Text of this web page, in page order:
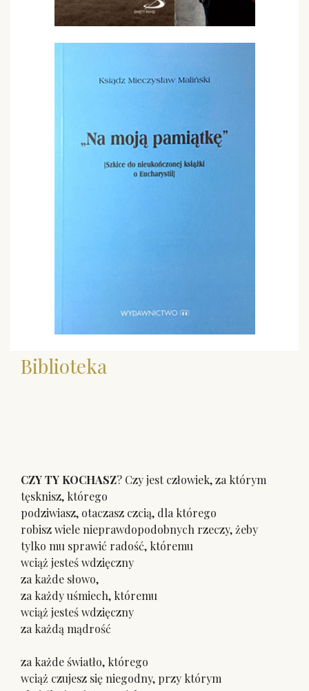
Biblioteka
CZY TY KOCHASZ? Czy jest człowiek, za którym
tęsknisz, którego
podziwiasz, otaczasz czcią, dla którego
robisz wiele nieprawdopodobnych rzeczy, żeby
tylko mu sprawić radość, któremu
wciąż jesteś wdzięczny
za każde słowo,
za każdy uśmiech, któremu
wciąż jesteś wdzięczny
za każdą mądrość
za każde światło, którego
wciąż czujesz się niegodny, przy którym